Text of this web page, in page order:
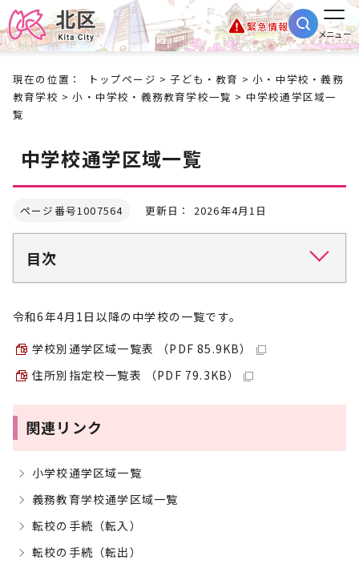
緊急情報
メニュー
現在の位置： トップページ >子ども・教育 >小・中学校・義務
教育学校 >小・中学校・義務教育学校一覧 > 中学校通学区域一
覧
中学校通学区域一覧
ページ番号1007564 更新日： 2026年4月1日
目次
令和6年4月1日以降の中学校の一覧です。
学校別通学区域一覧表 （PDF 85.9KB）
住所別指定校一覧表 （PDF 79.3KB）
関連リンク
小学校通学区域一覧
義務教育学校通学区域一覧
転校の手続（転入）
転校の手続（転出）